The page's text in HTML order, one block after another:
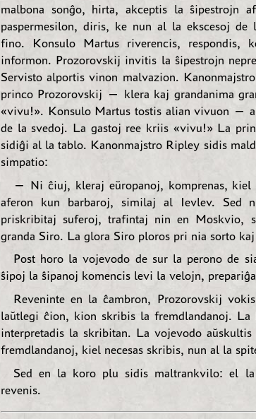
malbona sonĝo, hirta, akceptis la ŝipestrojn
paspermesilon, diris, ke nun al la ekscesoj de
fino. Konsulo Martus riverencis, respondis,
informon. Prozorovskij invitis la ŝipestrojn
Servisto alportis vinon malvazion.
princo Prozorovskij — klera kaj grandanima
«vivu!». Konsulo Martus tostis alian vivuon —
de la svedoj. La gastoj ree kriis «vivu!» La
sidiĝi al la tablo. Kanonmajstro Ripley sidis
simpatio:
— Ni ĉiuj, kleraj eŭropanoj, komprenas, kiel
aferon kun barbaroj, similaj al Ievlev. Sed
priskribitaj suferoj, trafintaj nin en Moskvio,
granda Siro. La glora Siro ploros pri nia sorto
Post horo la vojevodo de sur la perono de
ŝipoj la ŝipanoj komencis levi la velojn,
Reveninte en la ĉambron, Prozorovskij
laŭtlegi ĉion, kion skribis la fremdlandanoj. La
interpretadis la skribitan. La vojevodo
fremdlandanoj, kiel necesas skribis, nun al la
Sed en la koro plu sidis maltrankvilo: el la
revenis.